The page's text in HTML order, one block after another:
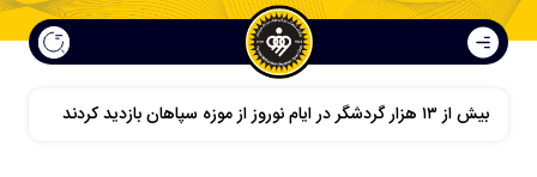
بیش از ۱۳ هزار گردشگر در ایام نوروز از موزه سپاهان بازدید کردند